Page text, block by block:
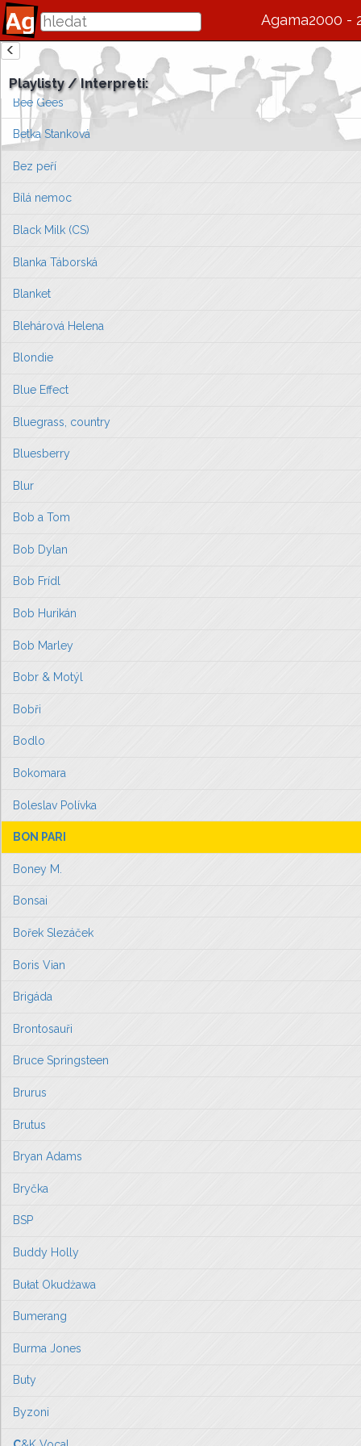
Agama2000 -
zde se bude v budoucnu zobrazovat informace o interpretovi /
Vlevo vyberte píseň, kterou chcete zobrazit
nebo můžete přejít na úvodní stránku ...
Playlisty / Interpreti:
Barel Rock
Barták Franta K.
Beatles
Bee Gees
Betka Stanková
Bez peří
Bílá nemoc
Black Milk (CS)
Blanka Táborská
Blanket
Blehárová Helena
Blondie
Blue Effect
Bluegrass, country
Bluesberry
Blur
Bob a Tom
Bob Dylan
Bob Frídl
Bob Hurikán
Bob Marley
Bobr & Motýl
Bobři
Bodlo
Bokomara
Boleslav Polívka
BON PARI
Boney M.
Bonsai
Bořek Slezáček
Boris Vian
Brigáda
Brontosauři
Bruce Springsteen
Brurus
Brutus
Bryan Adams
Bryčka
BSP
Buddy Holly
Bułat Okudżawa
Bumerang
Burma Jones
Buty
Byzoni